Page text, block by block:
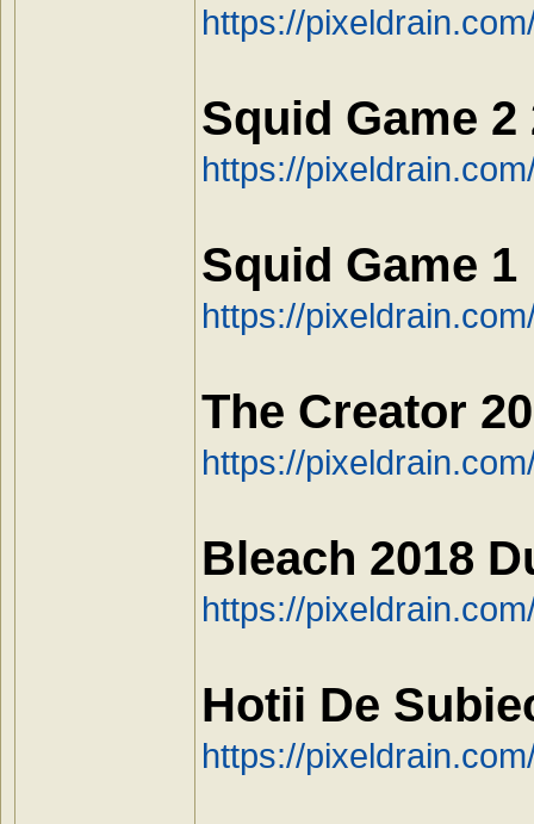
https://
Squid Game
https://
Squid Game
https://
The Creator
https://
Bleach 2018
https://
Hotii De
https://